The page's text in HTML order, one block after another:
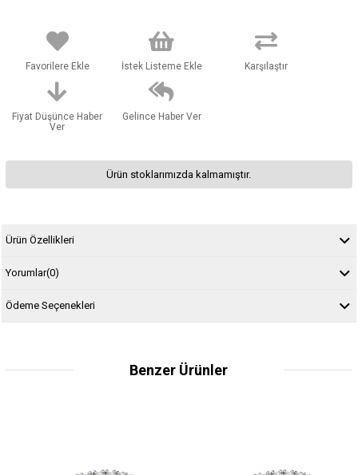
Favorilere Ekle İstek Listeme Ekle Karşılaştır
Fiyat Düşünce Haber
Ver
Gelince Haber Ver
Ürün stoklarımızda kalmamıştır.
Ürün Özellikleri
Yorumlar(0)
Ödeme Seçenekleri
Benzer Ürünler